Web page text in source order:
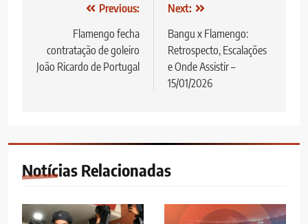
Navegação
Post
Previous:
Flamengo fecha
contratação de goleiro
João Ricardo de Portugal
Next:
Bangu x Flamengo:
Retrospecto, Escalações
e Onde Assistir –
15/01/2026
Notícias Relacionadas